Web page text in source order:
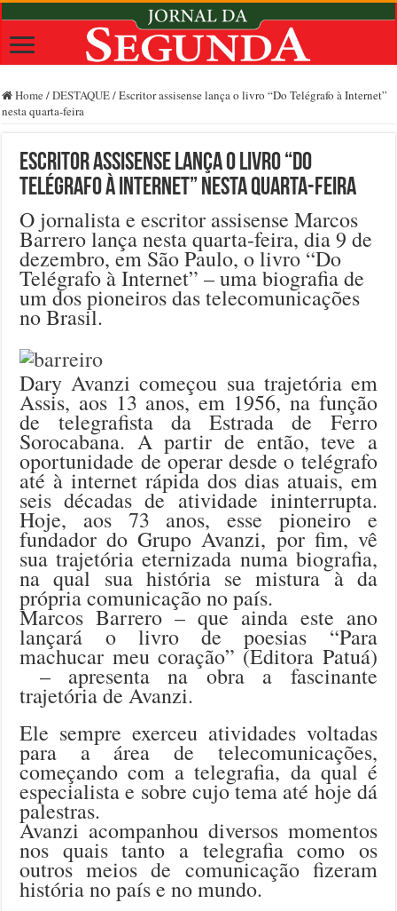
Home /DESTAQUE/Escritor assisense lança o livro “Do Telégrafo à Internet”
nesta quarta-feira
Escritor assisense lança o livro “Do
Telégrafo à Internet” nesta quarta-feira
O jornalista e escritor assisense Marcos
Barrero lança nesta quarta-feira, dia 9 de
dezembro, em São Paulo, o livro “Do
Telégrafo à Internet” – uma biografia de
um dos pioneiros das telecomunicações
no Brasil.
Dary Avanzi começou sua trajetória em
Assis, aos 13 anos, em 1956, na função
de telegrafista da Estrada de Ferro
Sorocabana. A partir de então, teve a
oportunidade de operar desde o telégrafo
até à internet rápida dos dias atuais, em
seis décadas de atividade ininterrupta.
Hoje, aos 73 anos, esse pioneiro e
fundador do Grupo Avanzi, por fim, vê
sua trajetória eternizada numa biografia,
na qual sua história se mistura à da
própria comunicação no país.
Marcos Barrero – que ainda este ano
lançará o livro de poesias “Para
machucar meu coração” (Editora Patuá)
– apresenta na obra a fascinante
trajetória de Avanzi.
Ele sempre exerceu atividades voltadas
para a área de telecomunicações,
começando com a telegrafia, da qual é
especialista e sobre cujo tema até hoje dá
palestras.
Avanzi acompanhou diversos momentos
nos quais tanto a telegrafia como os
outros meios de comunicação fizeram
história no país e no mundo.